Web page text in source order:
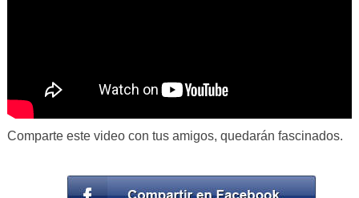
Comparte este video con tus amigos, quedarán fascinados.